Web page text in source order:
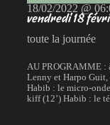
18/02/2022 @
vendredi 18
toute la journée
AU PROGRAMME :
Lenny et Harpo Guit,
Habib : le micro-
kiff (12’) Habib : le